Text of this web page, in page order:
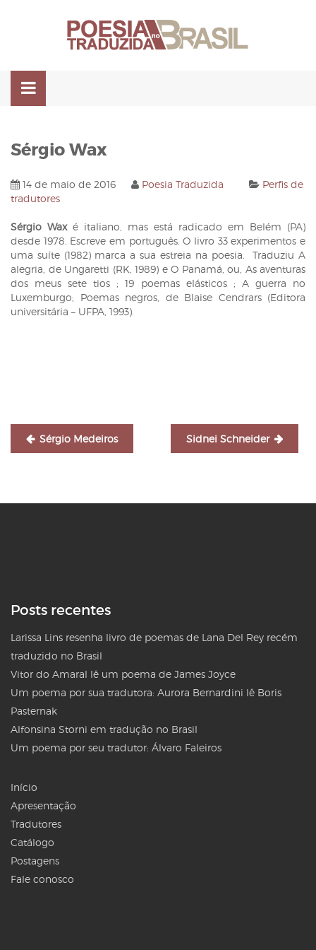
Sérgio Wax
14 de maio de 2016 Poesia Traduzida
Perfis de
tradutores
Sérgio Waxé italiano, mas está radicado em Belém (PA)
desde 1978. Escreve em português. O livro 33 experimentos e
uma suíte (1982) marca a sua estreia na poesia. Traduziu A
alegria, de Ungaretti (RK, 1989) e O Panamá, ou, As aventuras
dos meus sete tios ; 19 poemas elásticos ; A guerra no
Luxemburgo; Poemas negros, de Blaise Cendrars (Editora
universitária – UFPA, 1993).
Sérgio Medeiros Sidnei Schneider
Posts recentes
Larissa Lins resenha livro de poemas de Lana Del Rey recém
traduzido no Brasil
Vitor do Amaral lê um poema de James Joyce
Um poema por sua tradutora: Aurora Bernardini lê Boris
Pasternak
Alfonsina Storni em tradução no Brasil
Um poema por seu tradutor: Álvaro Faleiros
Início
Apresentação
Tradutores
Catálogo
Postagens
Fale conosco